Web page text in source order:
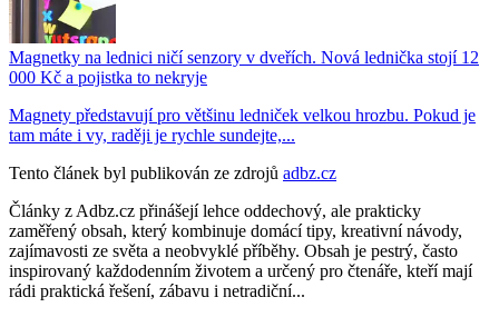
Magnetky na lednici ničí senzory v dveřích. Nová lednička stojí 12
000 Kč a pojistka to nekryje
Magnety představují pro většinu ledniček velkou hrozbu. Pokud je
tam máte i vy, raději je rychle sundejte,...
Tento článek byl publikován ze zdrojů adbz.cz
Články z Adbz.cz přinášejí lehce oddechový, ale prakticky
zaměřený obsah, který kombinuje domácí tipy, kreativní návody,
zajímavosti ze světa a neobvyklé příběhy. Obsah je pestrý, často
inspirovaný každodenním životem a určený pro čtenáře, kteří mají
rádi praktická řešení, zábavu i netradiční...